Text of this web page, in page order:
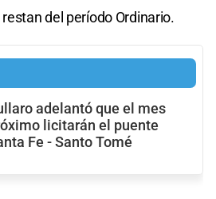
del período Ordinario.
adelantó que el mes
licitarán el puente
Fe - Santo Tomé